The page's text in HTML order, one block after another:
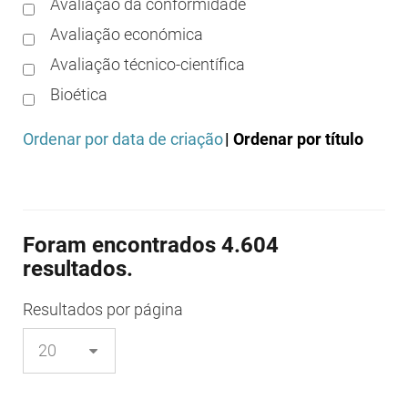
Avaliação da conformidade
Avaliação económica
Avaliação técnico-científica
Bioética
Boas práticas de distribuição
Boas práticas de investigação
Boas práticas de laboratório
Boas práticas regulamentares
Certificação
Ordenar por data de criação| Ordenar por título
Foram encontrados 4.604
resultados.
Resultados por página